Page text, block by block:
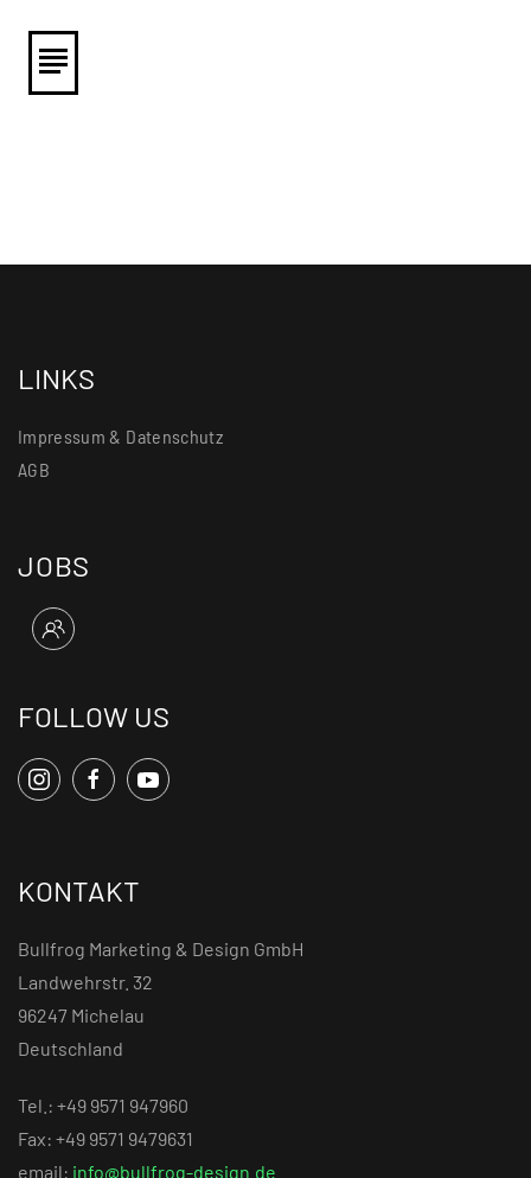
LINKS
Impressum & Datenschutz
AGB
JOBS
FOLLOW US
KONTAKT
Bullfrog Marketing & Design GmbH
Landwehrstr. 32
96247 Michelau
Deutschland
Tel.: +49 9571 947960
Fax: +49 9571 9479631
email: info@bullfrog-design.de